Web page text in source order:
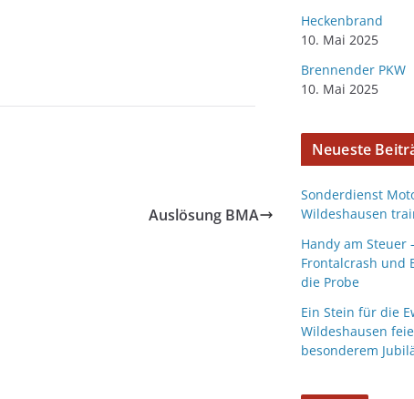
Auslösung BMA
Heckenbrand
10. Mai 2025
Brennender PKW
10. Mai 2025
Neueste
Sonderdienst
Wildeshausen
Handy am Steuer
Frontalcrash und
die Probe
Ein Stein für die
Wildeshausen
besonderem